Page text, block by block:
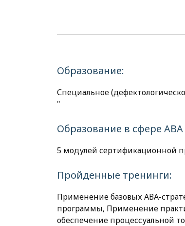
Образование:
Специальное
"
Образование в сфере АВА
5 модулей сертификационной
Пройденные тренинги:
Применение базовых АВА-
программы, Применение
обеспечение процессуальной